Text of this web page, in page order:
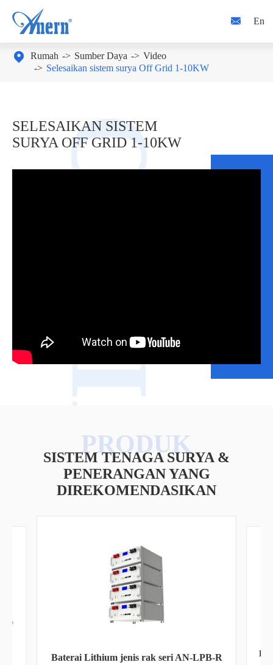
 En
 Rumah Sumber Daya
Video
Selesaikan sistem surya Off Grid 1-10KW
SELESAIKAN SISTEM
SURYA OFF GRID 1-10KW
VIDEO
SISTEM TENAGA SURYA &
PENERANGAN YANG
DIREKOMENDASIKAN
Baterai Lithium dinding seri an-lpb-nplus